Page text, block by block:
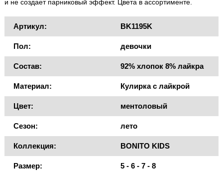
и не создает парниковый эффект. Цвета в ассортименте.
Артикул: BK1195K
Пол: девочки
Состав: 92% хлопок 8% лайкра
Материал: Кулирка с лайкрой
Цвет: ментоловый
Сезон: лето
Коллекция: BONITO KIDS
Размер: 5 - 6 - 7 - 8